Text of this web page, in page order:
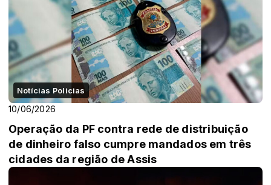
Notícias Policias
10/06/2026
Operação da PF contra rede de distribuição
de dinheiro falso cumpre mandados em três
cidades da região de Assis